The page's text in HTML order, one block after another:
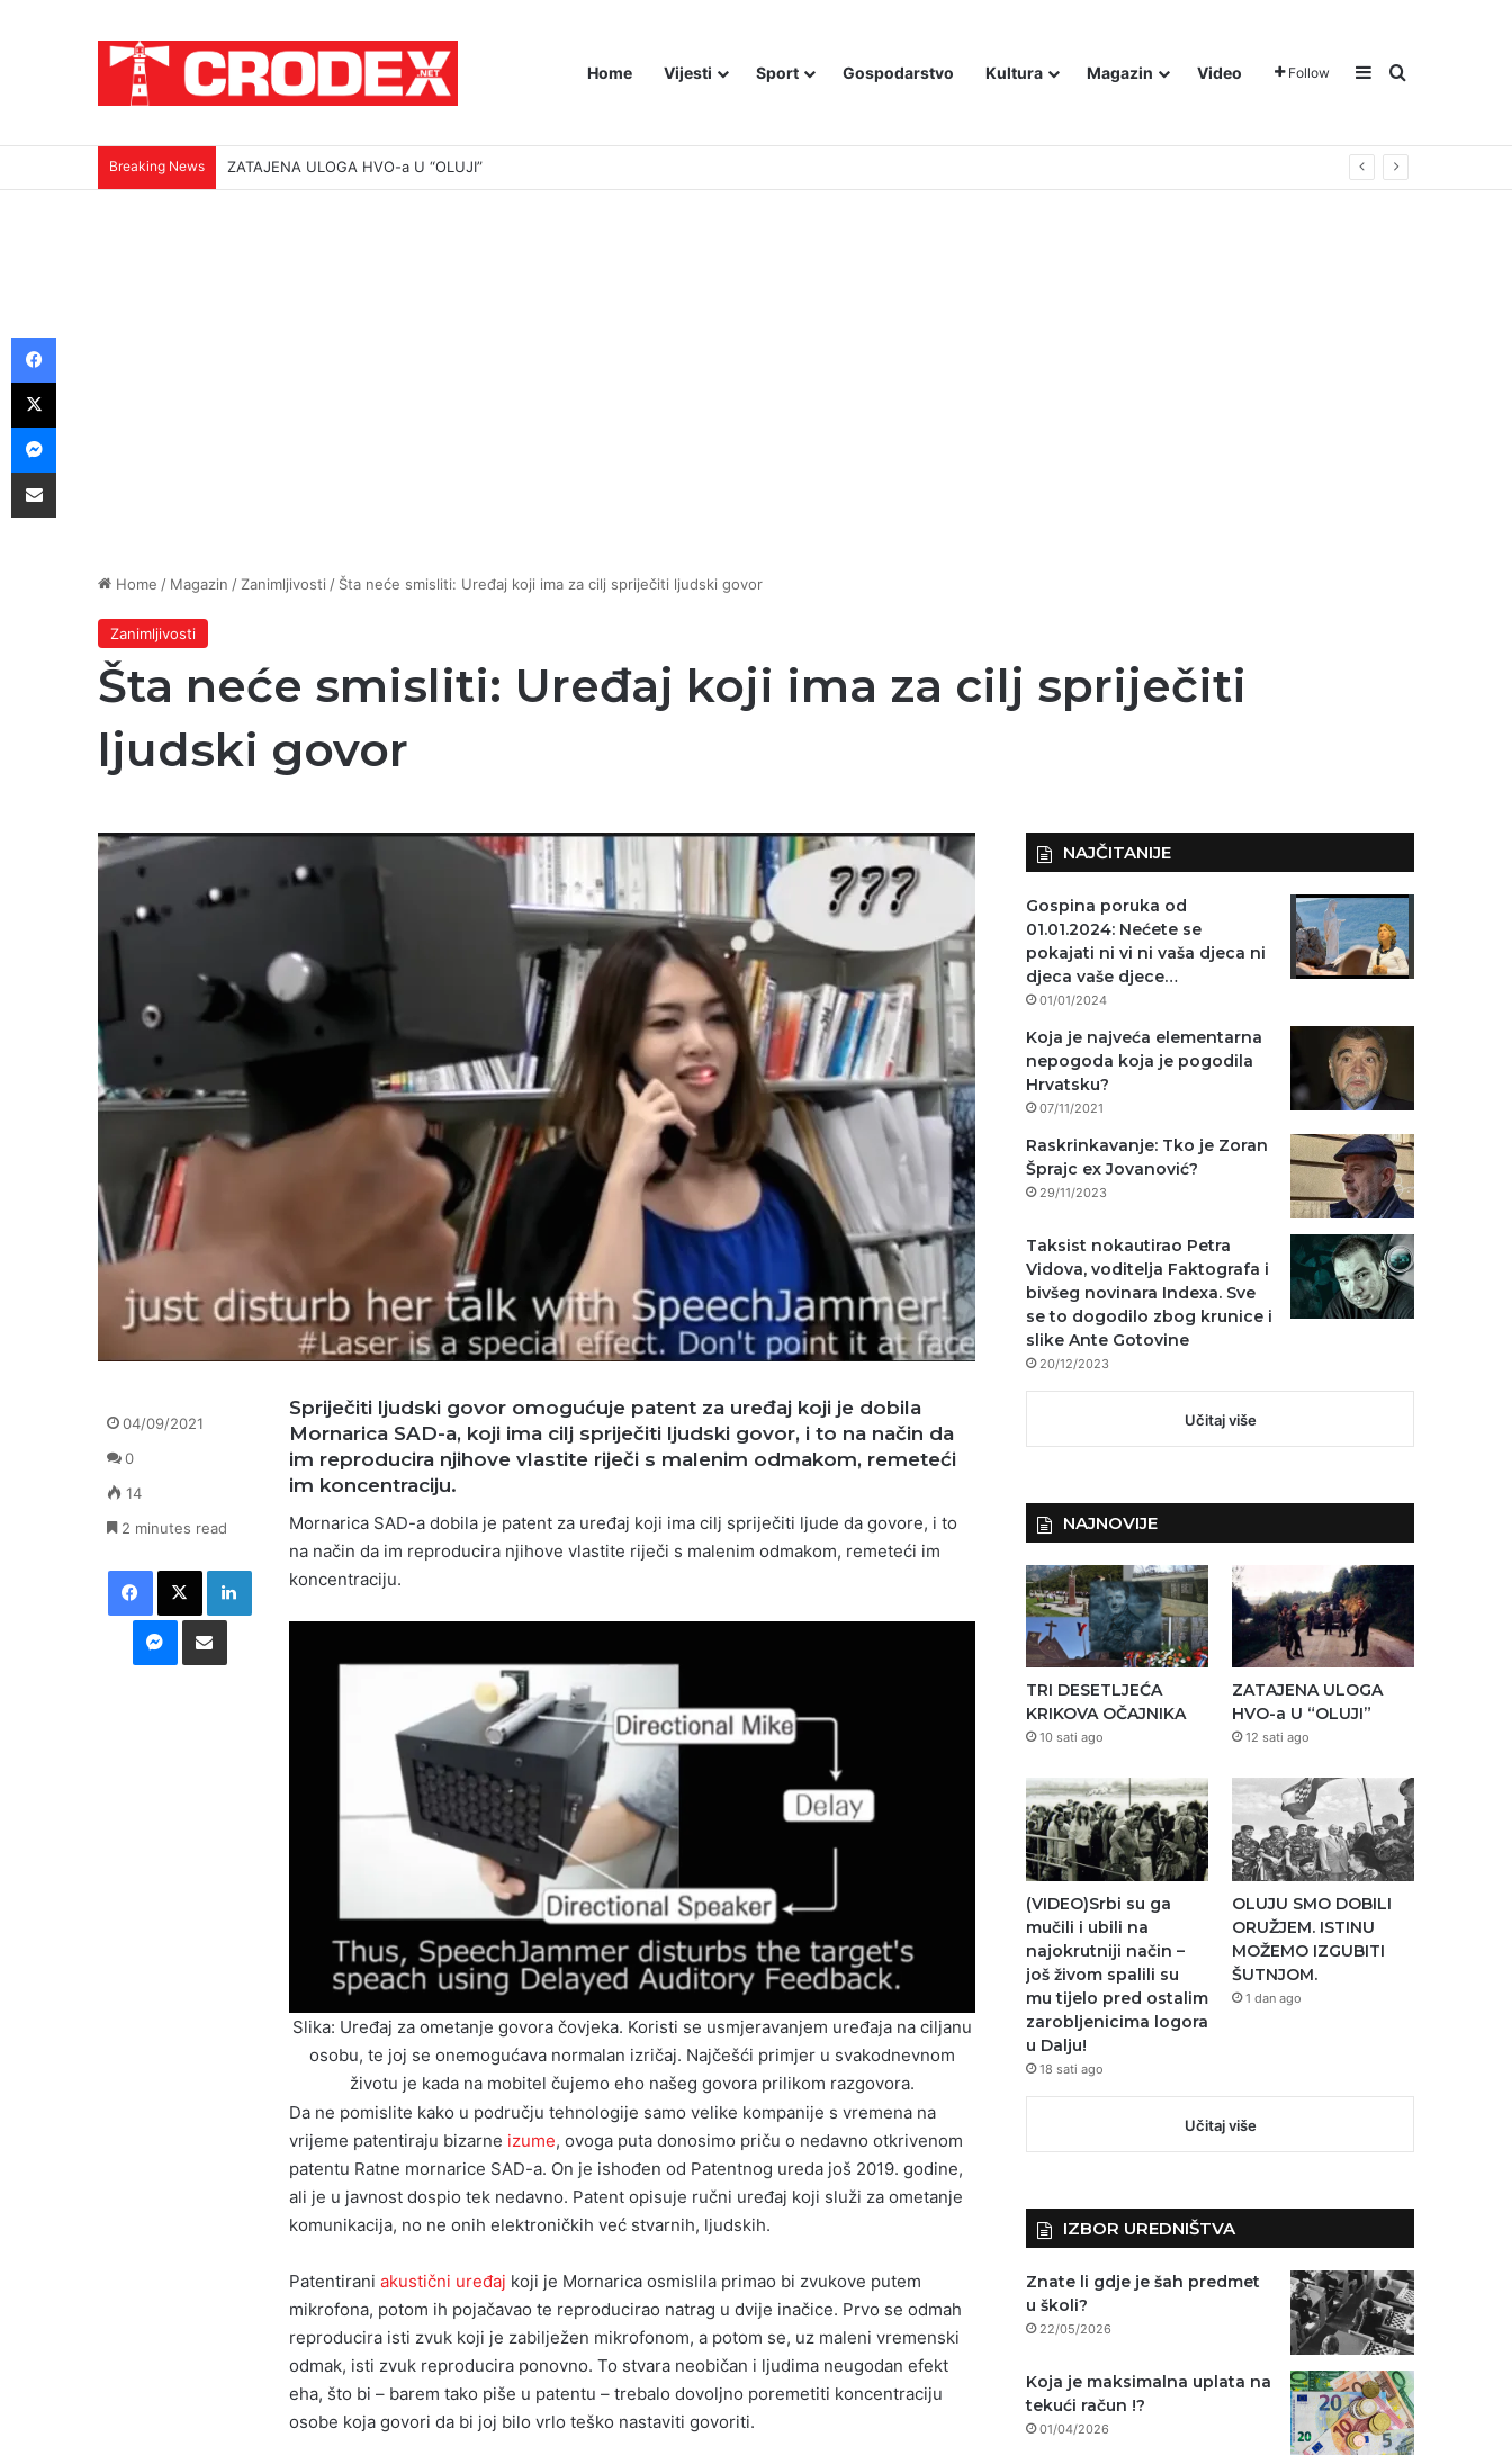
Home Vijesti Sport Gospodarstvo Kultura Magazin Video Follow Sidebar
Traži
Breaking News ZATAJENA ULOGA HVO-a U “OLUJI”
Home / Magazin / Zanimljivosti / Šta neće smisliti: Uređaj koji ima za cilj spriječiti ljudski govor
Zanimljivosti
Šta neće smisliti: Uređaj koji ima za cilj spriječiti
ljudski govor
Spriječiti ljudski govor omogućuje patent za uređaj koji je dobila
Mornarica SAD-a, koji ima cilj spriječiti ljudski govor, i to na način da
im reproducira njihove vlastite riječi s malenim odmakom, remeteći
im koncentraciju.
Mornarica SAD-a dobila je patent za uređaj koji ima cilj spriječiti ljude da govore, i to
na način da im reproducira njihove vlastite riječi s malenim odmakom, remeteći im
koncentraciju.
Slika: Uređaj za ometanje govora čovjeka. Koristi se usmjeravanjem uređaja na ciljanu
osobu, te joj se onemogućava normalan izričaj. Najčešći primjer u svakodnevnom
životu je kada na mobitel čujemo eho našeg govora prilikom razgovora.
Da ne pomislite kako u području tehnologije samo velike kompanije s vremena na
vrijeme patentiraju bizarne izume, ovoga puta donosimo priču o nedavno otkrivenom
patentu Ratne mornarice SAD-a. On je ishođen od Patentnog ureda još 2019. godine,
ali je u javnost dospio tek nedavno. Patent opisuje ručni uređaj koji služi za ometanje
komunikacija, no ne onih elektroničkih već stvarnih, ljudskih.
Patentirani akustični uređaj koji je Mornarica osmislila primao bi zvukove putem
mikrofona, potom ih pojačavao te reproducirao natrag u dvije inačice. Prvo se odmah
reproducira isti zvuk koji je zabilježen mikrofonom, a potom se, uz maleni vremenski
odmak, isti zvuk reproducira ponovno. To stvara neobičan i ljudima neugodan efekt
eha, što bi – barem tako piše u patentu – trebalo dovoljno poremetiti koncentraciju
osobe koja govori da bi joj bilo vrlo teško nastaviti govoriti.
04/09/2021
0
14
2 minutes read
Facebook
X LinkedIn
Messenger
Podijeli putem E-maila
NAJČITANIJE
Gospina poruka od
01.01.2024: Nećete se
pokajati ni vi ni vaša djeca ni
djeca vaše djece…
01/01/2024
Koja je najveća elementarna
nepogoda koja je pogodila
Hrvatsku?
07/11/2021
Raskrinkavanje: Tko je Zoran
Šprajc ex Jovanović?
29/11/2023
Taksist nokautirao Petra
Vidova, voditelja Faktografa i
bivšeg novinara Indexa. Sve
se to dogodilo zbog krunice i
slike Ante Gotovine
20/12/2023
Učitaj više
NAJNOVIJE
TRI DESETLJEĆA
KRIKOVA OČAJNIKA
10 sati ago
ZATAJENA ULOGA
HVO-a U “OLUJI”
12 sati ago
(VIDEO)Srbi su ga
mučili i ubili na
najokrutniji način –
još živom spalili su
mu tijelo pred ostalim
zarobljenicima logora
u Dalju!
18 sati ago
OLUJU SMO DOBILI
ORUŽJEM. ISTINU
MOŽEMO IZGUBITI
ŠUTNJOM.
1 dan ago
Učitaj više
IZBOR UREDNIŠTVA
Znate li gdje je šah predmet
u školi?
22/05/2026
Koja je maksimalna uplata na
tekući račun !?
01/04/2026
Facebook
X
Messenger
Podijeli putem E-maila